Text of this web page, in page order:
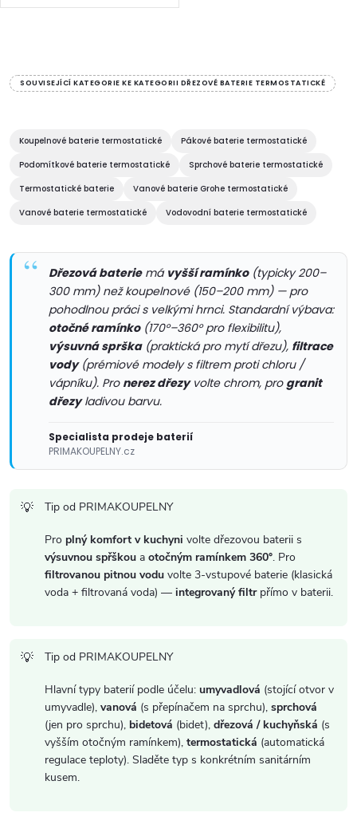
ů
Série: Medi Care. Typ baterie:
v
á
d
a
c
v
ý
SOUVISEJÍCÍ KATEGORIE KE KATEGORII DŘEZOVÉ BATERIE TERMOSTATICKÉ
Koupelnové baterie termostatické
Pákové baterie termostatické
Podomítkové baterie termostatické
Sprchové baterie termostatické
Termostatické baterie
Vanové baterie Grohe termostatické
Vanové baterie termostatické
Vodovodní baterie termostatické
Dřezová bateriemá vyšší ramínko(typicky 200–
300 mm) než koupelnové (150–200 mm) — pro
pohodlnou práci s velkými hrnci. Standardní výbava:
otočné ramínko(170°–360° pro flexibilitu),
výsuvná sprška(praktická pro mytí dřezu), filtrace
vody(prémiové modely s filtrem proti chloru /
vápníku). Pro nerez dřezyvolte chrom, pro granit
dřezyladivou barvu.
Specialista prodeje baterií
PRIMAKOUPELNY.cz
Tip od PRIMAKOUPELNY
Pro plný komfort v kuchyni volte dřezovou baterii s
výsuvnou spřškou a otočným ramínkem 360°. Pro
filtrovanou pitnou vodu volte 3-vstupové baterie (klasická
voda + filtrovaná voda) — integrovaný filtrpřímo v baterii.
Tip od PRIMAKOUPELNY
Hlavní typy baterií podle účelu: umyvadlová (stojící otvor v
umyvadle), vanová (s přepínačem na sprchu), sprchová
(jen pro sprchu), bidetová (bidet), dřezová / kuchyňská (s
vyšším otočným ramínkem), termostatická (automatická
regulace teploty). Sladěte typ s konkrétním sanitárním
kusem.